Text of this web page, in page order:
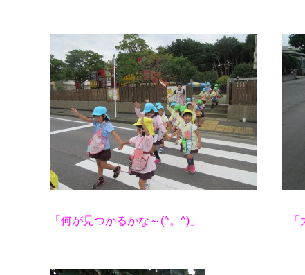
「何が見つかるかな～(^。^)」